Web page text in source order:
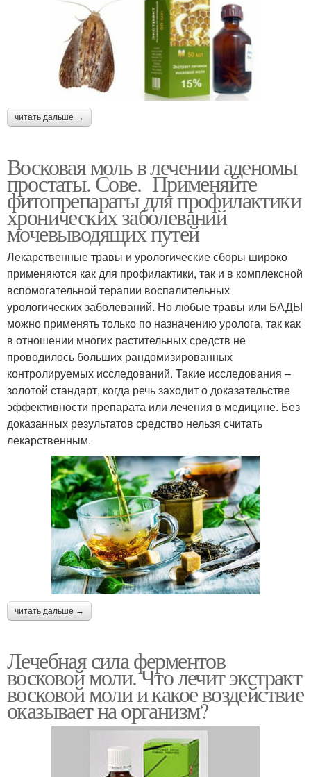
читать дальше →
Восковая моль в лечении аденомы
простаты. Сове. Применяйте
фитопрепараты для профилактики
хронических заболеваний
мочевыводящих путей
Лекарственные травы и урологические сборы широко
применяются как для профилактики, так и в комплексной
вспомогательной терапии воспалительных
урологических заболеваний. Но любые травы или БАДЫ
можно применять только по назначению уролога, так как
в отношении многих растительных средств не
проводилось больших рандомизированных
контролируемых исследований. Такие исследования –
золотой стандарт, когда речь заходит о доказательстве
эффективности препарата или лечения в медицине. Без
доказанных результатов средство нельзя считать
лекарственным.
читать дальше →
Лечебная сила ферментов
восковой моли. Что лечит экстракт
восковой моли и какое воздействие
оказывает на организм?